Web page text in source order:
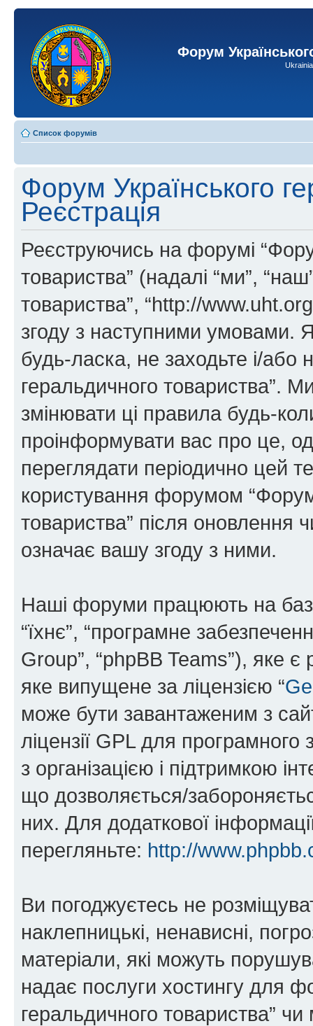
Форум
Список форумів
Форум Українського
Реєстрація
Реєструючись на форумі
товариства” (надалі “ми”,
товариства”, “http://
згоду з наступними умовами.
будь-ласка, не заходьте і/або
геральдичного товариства”.
змінювати ці правила будь-
проінформувати вас про це,
переглядати періодично цей
користування форумом
товариства” після оновлення
означає вашу згоду з ними.
Наші форуми працюють на
“їхнє”, “програмне
Group”, “phpBB Teams”), яке
яке випущене за ліцензією “
може бути завантаженим з
ліцензії GPL для
з організацією і підтримкою
що дозволяється/
них. Для додаткової
перегляньте: http://
Ви погоджуєтесь не
наклепницькі, ненависні,
матеріали, які можуть
надає послуги хостингу для
геральдичного товариства”